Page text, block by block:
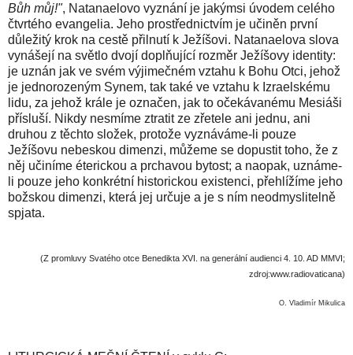
Bůh můj!", Natanaelovo vyznání je jakýmsi úvodem celého
čtvrtého evangelia. Jeho prostřednictvím je učiněn první
důležitý krok na cestě přilnutí k Ježíšovi. Natanaelova slova
vynášejí na světlo dvojí doplňující rozměr Ježíšovy identity:
je uznán jak ve svém výjimečném vztahu k Bohu Otci, jehož
je jednorozeným Synem, tak také ve vztahu k Izraelskému
lidu, za jehož krále je označen, jak to očekávanému Mesiáši
přísluší. Nikdy nesmíme ztratit ze zřetele ani jednu, ani
druhou z těchto složek, protože vyznáváme-li pouze
Ježíšovu nebeskou dimenzi, můžeme se dopustit toho, že z
něj učiníme éterickou a prchavou bytost; a naopak, uznáme-
li pouze jeho konkrétní historickou existenci, přehlížíme jeho
božskou dimenzi, která jej určuje a je s ním neodmyslitelně
spjata.
(Z promluvy Svatého otce Benedikta XVI. na generální audienci 4. 10. AD MMVI;
zdroj:www.radiovaticana)
O. Vladimír Mikulica